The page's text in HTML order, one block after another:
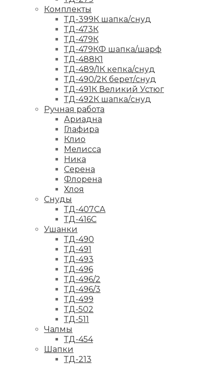
Комплекты
ТД-399К шапка/снуд
ТД-473К
ТД-479К
ТД-479КФ шапка/шарф
ТД-488К1
ТД-489/1К кепка/снуд
ТД-490/2К берет/снуд
ТД-491К Великий Устюг
ТД-492К шапка/снуд
Ручная работа
Ариадна
Глафира
Клио
Мелисса
Ника
Серена
Флорена
Хлоя
Снуды
ТД-407СА
ТД-416С
Ушанки
ТД-490
ТД-491
ТД-493
ТД-496
ТД-496/2
ТД-496/3
ТД-499
ТД-502
ТД-511
Чалмы
ТД-454
Шапки
ТД-213